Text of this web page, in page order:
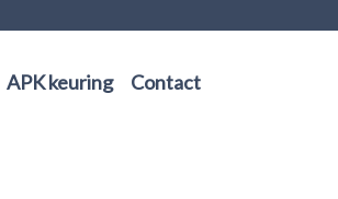
APK keuring Contact